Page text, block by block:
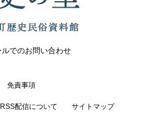
ルでのお問い合わせ
免責事項
RSS配信について サイトマップ